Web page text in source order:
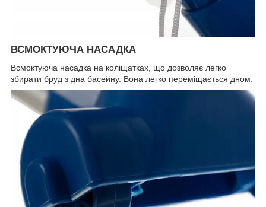
ВСМОКТУЮЧА НАСАДКА
Всмоктуюча насадка на коліщатках, що дозволяє легко
збирати бруд з дна басейну. Вона легко переміщається дном.